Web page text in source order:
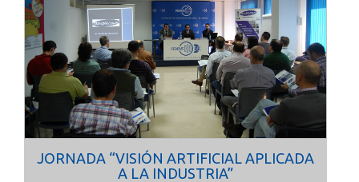
JORNADA “VISIÓN ARTIFICIAL APLICADA
A LA INDUSTRIA”